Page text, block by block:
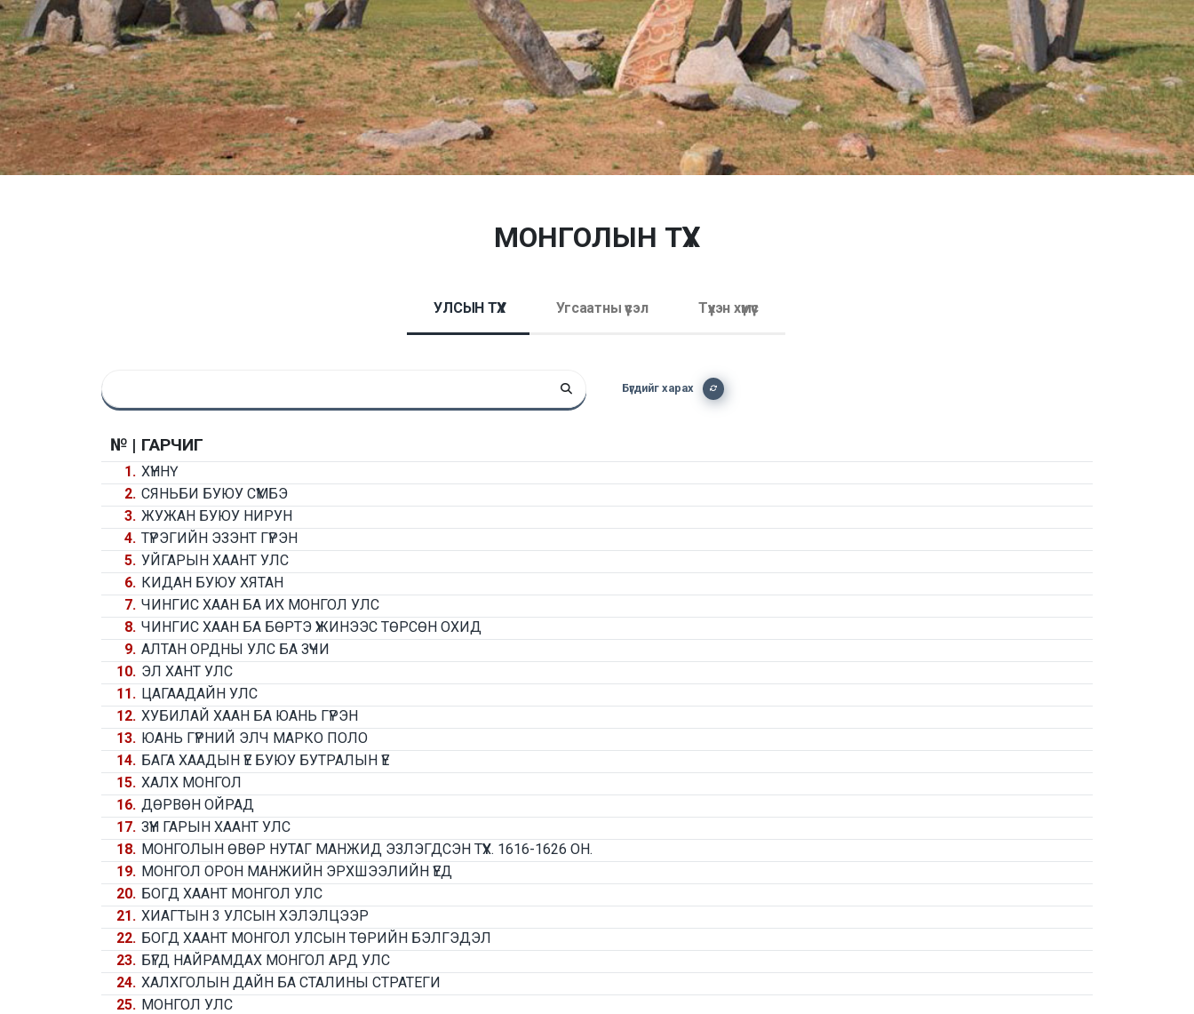
МОНГОЛЫН ТҮҮХ
УЛСЫН ТҮҮХ Угсаатны үүсэл Түүхэн хүмүүс
Бүгдийг харах
№ | ГАРЧИГ
1. ХҮННҮ
2. СЯНЬБИ БУЮУ СҮМБЭ
3. ЖУЖАН БУЮУ НИРУН
4. ТҮРЭГИЙН ЭЗЭНТ ГҮРЭН
5. УЙГАРЫН ХААНТ УЛС
6. КИДАН БУЮУ ХЯТАН
7. ЧИНГИС ХААН БА ИХ МОНГОЛ УЛС
8. ЧИНГИС ХААН БА БӨРТЭ ҮЖИНЭЭС ТӨРСӨН ОХИД
9. АЛТАН ОРДНЫ УЛС БА ЗҮЧИ
10. ЭЛ ХАНТ УЛС
11. ЦАГААДАЙН УЛС
12. ХУБИЛАЙ ХААН БА ЮАНЬ ГҮРЭН
13. ЮАНЬ ГҮРНИЙ ЭЛЧ МАРКО ПОЛО
14. БАГА ХААДЫН ҮЕ БУЮУ БУТРАЛЫН ҮЕ
15. ХАЛХ МОНГОЛ
16. ДӨРВӨН ОЙРАД
17. ЗҮҮН ГАРЫН ХААНТ УЛС
18. МОНГОЛЫН ӨВӨР НУТАГ МАНЖИД ЭЗЛЭГДСЭН ТҮҮХ. 1616-1626 ОН.
19. МОНГОЛ ОРОН МАНЖИЙН ЭРХШЭЭЛИЙН ҮЕД
20. БОГД ХААНТ МОНГОЛ УЛС
21. ХИАГТЫН 3 УЛСЫН ХЭЛЭЛЦЭЭР
22. БОГД ХААНТ МОНГОЛ УЛСЫН ТӨРИЙН БЭЛГЭДЭЛ
23. БҮГД НАЙРАМДАХ МОНГОЛ АРД УЛС
24. ХАЛХГОЛЫН ДАЙН БА СТАЛИНЫ СТРАТЕГИ
25. МОНГОЛ УЛС